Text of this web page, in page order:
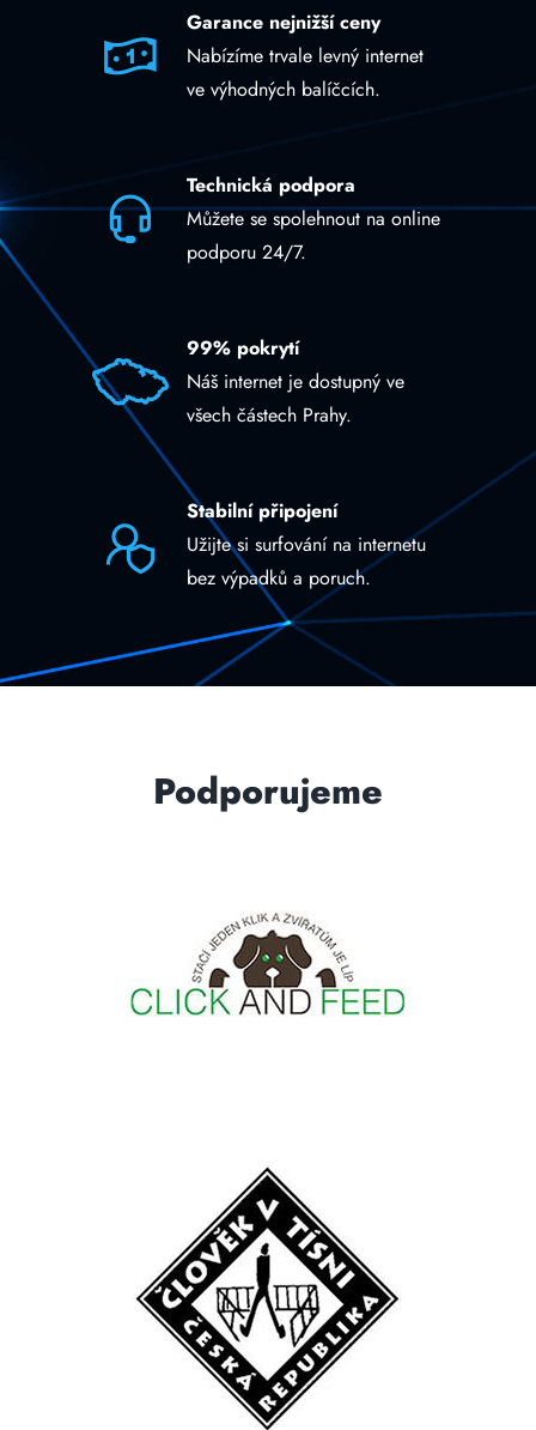
Garance nejnižší ceny
Nabízíme trvale levný internet
ve výhodných balíčcích.
Technická podpora
Můžete se spolehnout na online
podporu 24/7.
99% pokrytí
Náš internet je dostupný ve
všech částech Prahy.
Stabilní připojení
Užijte si surfování na internetu
bez výpadků a poruch.
Podporujeme